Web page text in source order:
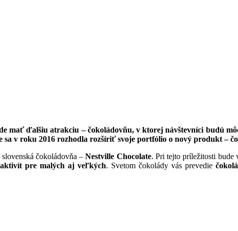
mať ďalšiu atrakciu – čokoládovňu, v ktorej návštevníci budú
v roku 2016 rozhodla rozšíriť svoje portfólio o nový produkt –
čokoládovňa –Nestville Chocolate. Pri tejto príležitosti bude
aktivít pre malých aj veľkých. Svetom čokolády vás prevedie